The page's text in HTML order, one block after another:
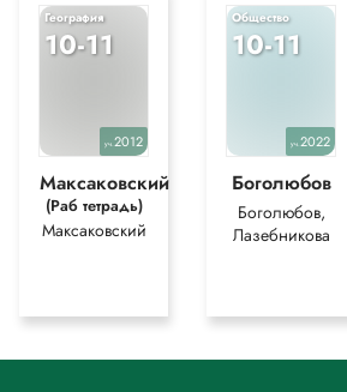
География
10-11
уч.2012
Максаковский
(Раб тетрадь)
Максаковский
Общество
10-11
уч.2022
Боголюбов
Боголюбов,
Лазебникова